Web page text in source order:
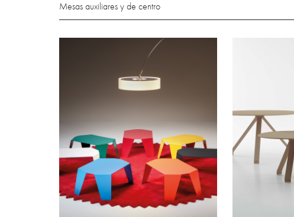
Mesas auxiliares y de centro